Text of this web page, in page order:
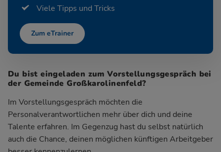
Viele Tipps und Tricks
Zum eTrainer
Du bist eingeladen zum Vorstellungsgespräch bei
der Gemeinde Großkarolinenfeld?
Im Vorstellungsgespräch möchten die
Personalverantwortlichen mehr über dich und deine
Talente erfahren. Im Gegenzug hast du selbst natürlich
auch die Chance, deinen möglichen künftigen Arbeitgeber